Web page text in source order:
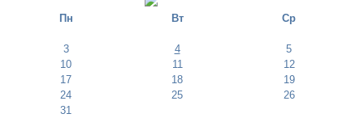
Пн Вт Ср
3 4
5
10
11
12
17
18
19
24
25
26
31